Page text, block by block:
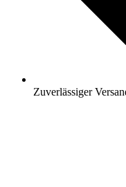
Zuverlässiger